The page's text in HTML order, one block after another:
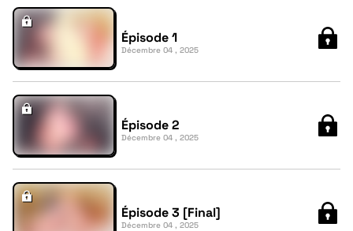
Épisode 1
Décembre 04 , 2025
Épisode 2
Décembre 04 , 2025
Épisode 3 [Final]
Décembre 04 , 2025